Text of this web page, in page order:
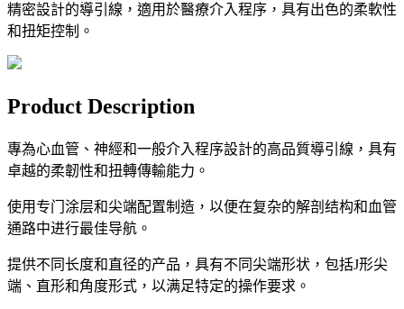
精密設計的導引線，適用於醫療介入程序，具有出色的柔軟性
和扭矩控制。
Product Description
專為心血管、神經和一般介入程序設計的高品質導引線，具有
卓越的柔韌性和扭轉傳輸能力。
使用专门涂层和尖端配置制造，以便在复杂的解剖结构和血管
通路中进行最佳导航。
提供不同长度和直径的产品，具有不同尖端形状，包括J形尖
端、直形和角度形式，以满足特定的操作要求。